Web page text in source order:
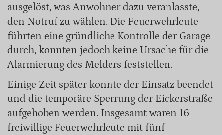
ausgelöst, was Anwohner dazu veranlasste,
den Notruf zu wählen. Die Feuerwehrleute
führten eine gründliche Kontrolle der Garage
durch, konnten jedoch keine Ursache für die
Alarmierung des Melders feststellen.
Einige Zeit später konnte der Einsatz beendet
und die temporäre Sperrung der Eickerstraße
aufgehoben werden. Insgesamt waren 16
freiwillige Feuerwehrleute mit fünf